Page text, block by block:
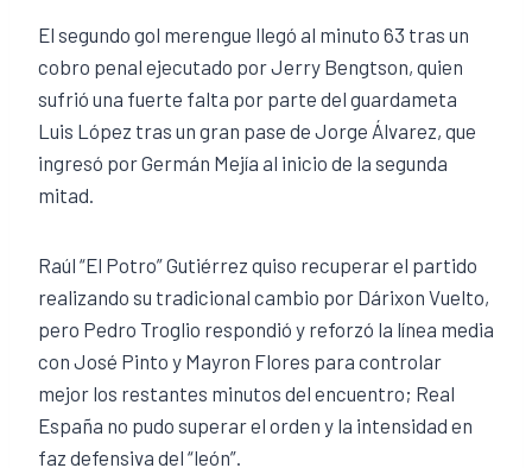
El segundo gol merengue llegó al minuto 63 tras un
cobro penal ejecutado por Jerry Bengtson, quien
sufrió una fuerte falta por parte del guardameta
Luis López tras un gran pase de Jorge Álvarez, que
ingresó por Germán Mejía al inicio de la segunda
mitad.
Raúl “El Potro” Gutiérrez quiso recuperar el partido
realizando su tradicional cambio por Dárixon Vuelto,
pero Pedro Troglio respondió y reforzó la línea media
con José Pinto y Mayron Flores para controlar
mejor los restantes minutos del encuentro; Real
España no pudo superar el orden y la intensidad en
faz defensiva del “león”.